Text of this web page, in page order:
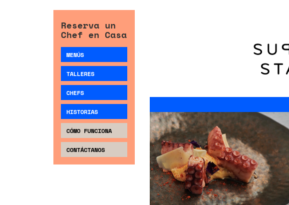
Reserva un
Chef en Casa
MENÚS
TALLERES
CHEFS
HISTORIAS
CÓMO FUNCIONA
CONTÁCTANOS